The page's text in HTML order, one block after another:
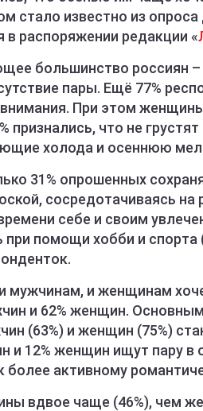
стало известно из опроса
в распоряжении редакции «
большинство россиян –
пары. Ещё 77%
При этом
признались, что не
холода и осеннюю
31% опрошенных
сосредотачиваясь на
себе и своим
при помощи хобби и
мужчинам, и женщинам
и 62% женщин.
(63%) и женщин (75%)
и 12% женщин ищут пару
более активному
вдвое чаще (46%), чем